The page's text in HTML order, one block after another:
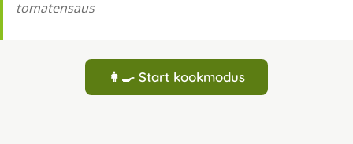
tomatensaus
👩‍🍳 Start kookmodus